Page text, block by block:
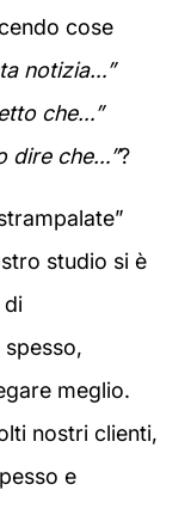
cose
notizia…”
che…”
dire che…”?
studio si è
di
meglio.
nostri clienti,
e